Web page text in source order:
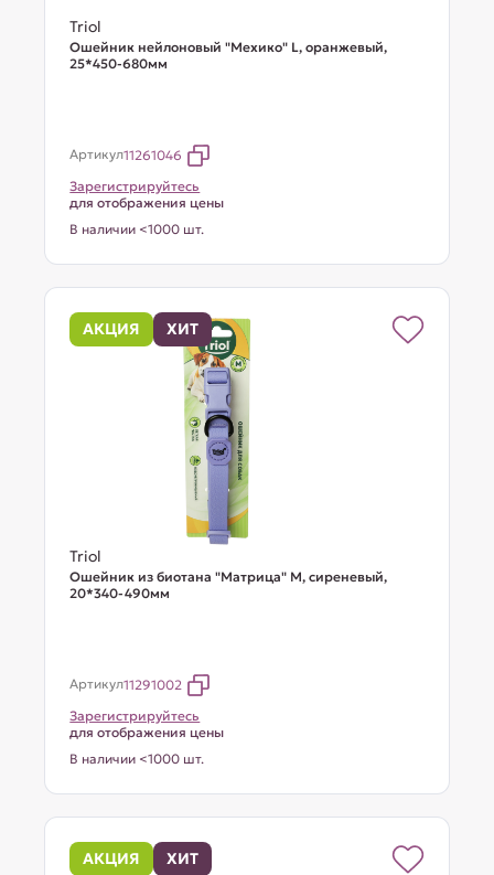
Triol
Ошейник нейлоновый "Мехико" L, оранжевый,
25*450-680мм
Артикул11261046
Зарегистрируйтесь
для отображения цены
В наличии <1000 шт.
АКЦИЯ ХИТ
Triol
Ошейник из биотана "Матрица" M, сиреневый,
20*340-490мм
Артикул11291002
Зарегистрируйтесь
для отображения цены
В наличии <1000 шт.
АКЦИЯ ХИТ